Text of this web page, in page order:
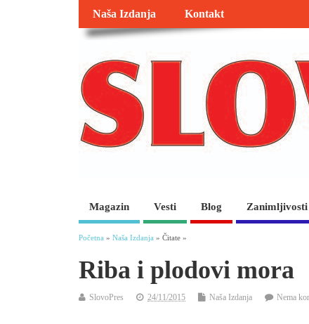
Naša Izdanja Kontakt
Magazin Vesti Blog Zanimljivosti
Početna » Naša Izdanja » Čitate »
Riba i plodovi mora
SlovoPres 24/11/2015 Naša Izdanja Nema